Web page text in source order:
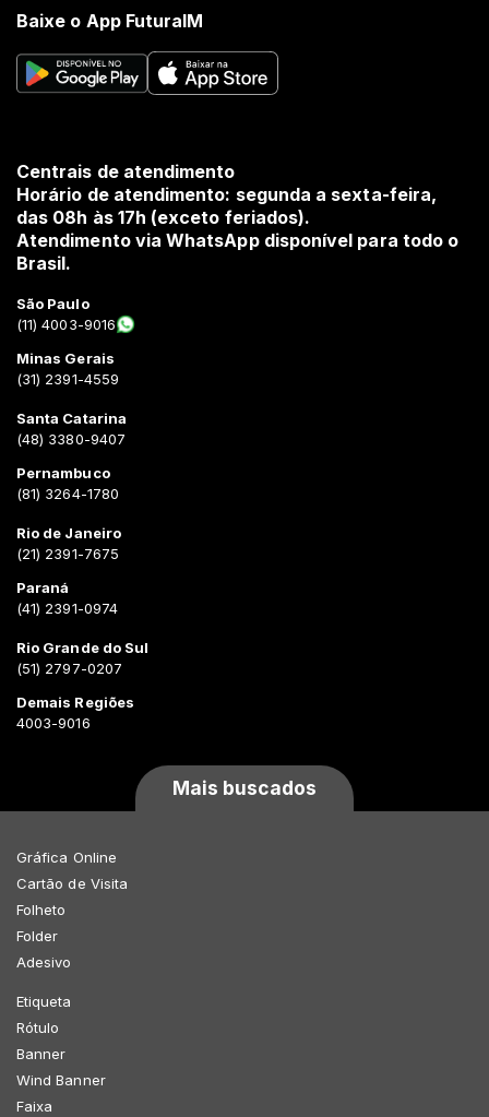
Baixe o App FuturaIM
Centrais de atendimento
Horário de atendimento: segunda a sexta-feira,
das 08h às 17h (exceto feriados).
Atendimento via WhatsApp disponível para todo o
Brasil.
São Paulo
(11) 4003-9016
Minas Gerais
(31) 2391-4559
Santa Catarina
(48) 3380-9407
Pernambuco
(81) 3264-1780
Rio de Janeiro
(21) 2391-7675
Paraná
(41) 2391-0974
Rio Grande do Sul
(51) 2797-0207
Demais Regiões
4003-9016
Mais buscados
Gráfica Online
Cartão de Visita
Folheto
Folder
Adesivo
Etiqueta
Rótulo
Banner
Wind Banner
Faixa